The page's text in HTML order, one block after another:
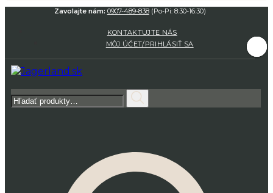
Zavolajte nám: 0907-489-838(Po-Pi: 8:30-16:30)
KONTAKTUJTE NÁS
MÔJ ÚČET/PRIHLÁSIŤ SA
Hľadať: